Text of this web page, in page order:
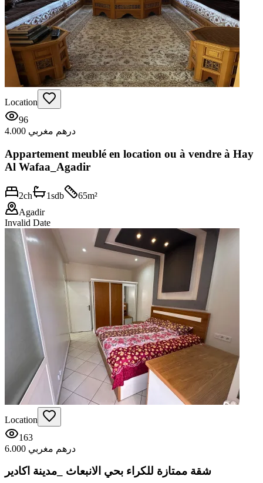
Location
96
4.000 درهم مغربي
Appartement meublé en location ou à vendre à Hay
Al Wafaa_Agadir
2ch 1sdb 65m²
Agadir
Invalid Date
Location
163
6.000 درهم مغربي
شقة ممتازة للكراء بحي الانبعاث _مدينة اكادير